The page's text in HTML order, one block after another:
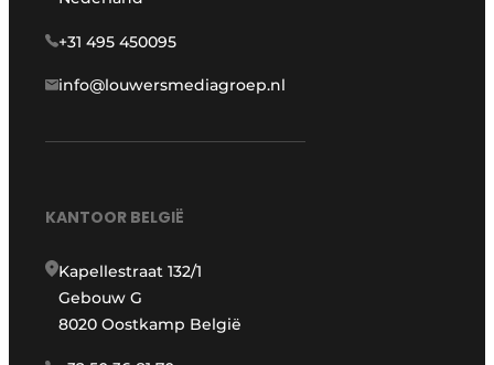
+31 495 450095
info@louwersmediagroep.nl
KANTOOR BELGIË
Kapellestraat 132/1
Gebouw G
8020 Oostkamp België